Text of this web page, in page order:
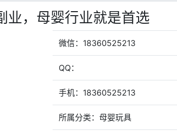
业，母婴行业就是首选
微信：18360525213
QQ：
手机：18360525213
所属分类：母婴玩具